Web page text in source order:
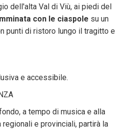
dell'alta Val di Viù, ai piedi del
con le ciaspole su un
punti di ristoro lungo il tragitto e
e accessibile.
a tempo di musica e alla
e provinciali, partirà la